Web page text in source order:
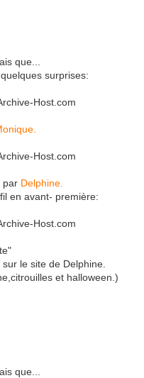
que...
surprises:
par Delphine.
en avant- première:
le site de Delphine.
et halloween.)
que...